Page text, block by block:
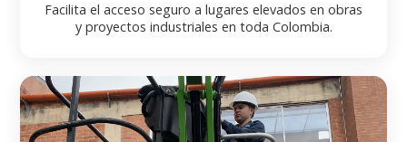
Facilita el acceso seguro a lugares elevados en obras
y proyectos industriales en toda Colombia.